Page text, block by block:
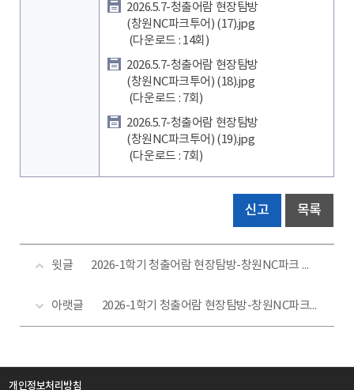
2026.5.7-청출어람 현장탐방
(창원NC파크투어) (17).jpg
(다운로드 : 14회)
2026.5.7-청출어람 현장탐방
(창원NC파크투어) (18).jpg
(다운로드 : 7회)
2026.5.7-청출어람 현장탐방
(창원NC파크투어) (19).jpg
(다운로드 : 7회)
신고 목록
윗글 2026-1학기 청출어람 현장탐방-창원NC파크 투어(3)
아랫글 2026-1학기 청출어람 현장탐방-창원NC파크 투어(1)
개인정보처리방침